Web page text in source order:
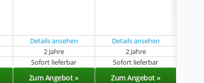
Details ansehen Details ansehen
2 Jahre
2 Jahre
Sofort lieferbar Sofort lieferbar
Zum Angebot » Zum Angebot »